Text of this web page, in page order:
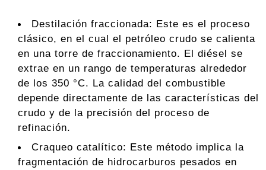
Destilación fraccionada: Este es el proceso
clásico, en el cual el petróleo crudo se calienta
en una torre de fraccionamiento. El diésel se
extrae en un rango de temperaturas alrededor
de los 350 °C. La calidad del combustible
depende directamente de las características del
crudo y de la precisión del proceso de
refinación.
Craqueo catalítico: Este método implica la
fragmentación de hidrocarburos pesados en